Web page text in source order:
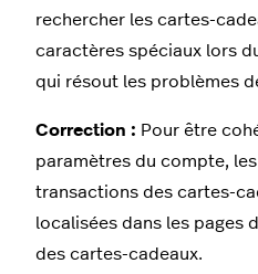
rechercher les cartes-
caractères spéciaux lors
qui résout les problèmes
Correction : Pour être
paramètres du compte,
transactions des cartes-
localisées dans les pages
des cartes-cadeaux.